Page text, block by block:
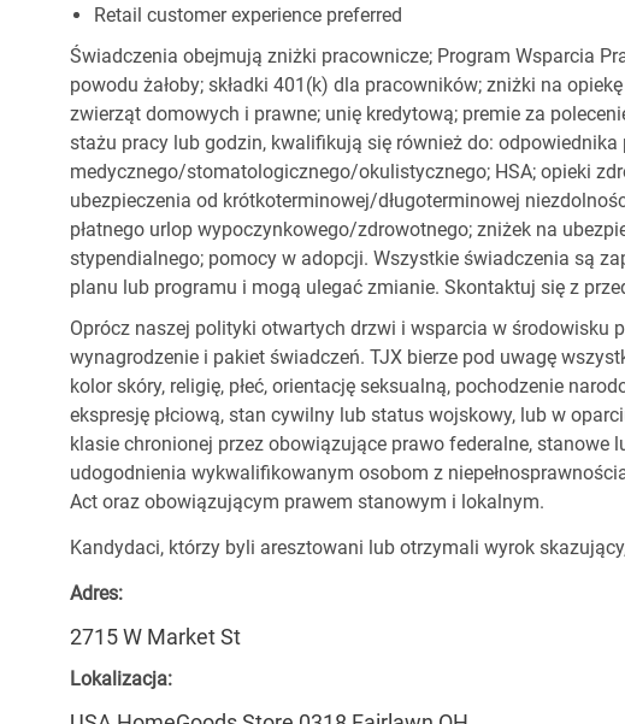
Retail customer experience preferred
Świadczenia obejmują zniżki pracownicze; Program Wsparcia
powodu żałoby; składki 401(k) dla pracowników; zniżki na
zwierząt domowych i prawne; unię kredytową; premie za
stażu pracy lub godzin, kwalifikują się również do:
medycznego/stomatologicznego/okulistycznego; HSA; opieki
ubezpieczenia od krótkoterminowej/długoterminowej
płatnego urlop wypoczynkowego/zdrowotnego; zniżek na
stypendialnego; pomocy w adopcji. Wszystkie świadczenia są
planu lub programu i mogą ulegać zmianie. Skontaktuj się z
Oprócz naszej polityki otwartych drzwi i wsparcia w środowisku
wynagrodzenie i pakiet świadczeń. TJX bierze pod uwagę
kolor skóry, religię, płeć, orientację seksualną, pochodzenie
ekspresję płciową, stan cywilny lub status wojskowy, lub w
klasie chronionej przez obowiązujące prawo federalne, stanowe
udogodnienia wykwalifikowanym osobom z
Act oraz obowiązującym prawem stanowym i lokalnym.
Kandydaci, którzy byli aresztowani lub otrzymali wyrok
Adres:
2715 W Market St
Lokalizacja: